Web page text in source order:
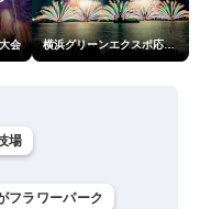
会 横浜グリーンエクスポ応援 みなとみらいフェスティバル「スカイシンフォニーinヨコハマ presented byコロワイド」
場
フラワーパーク